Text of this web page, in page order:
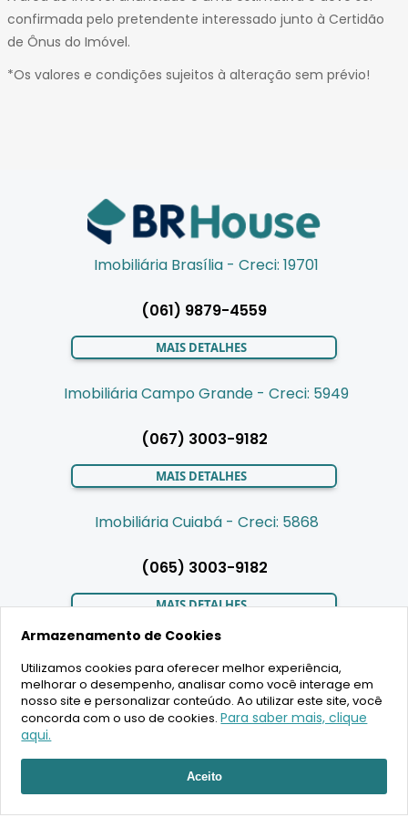
RECEBER ATENDIMENTO
confirmada pelo pretendente interessado junto à Certidão
de Ônus do Imóvel.
*Os valores e condições sujeitos à alteração sem prévio!
Imobiliária Brasília - Creci: 19701
(061) 9879-4559
MAIS DETALHES
Imobiliária Campo Grande - Creci: 5949
(067) 3003-9182
MAIS DETALHES
Imobiliária Cuiabá - Creci: 5868
(065) 3003-9182
MAIS DETALHES
LIGAMOS PARA VOCÊ
2020 Copyright - BR House Inteligência Imobiliária LTDA -
16.630.405/0001-43 - CRECI 19701 - Todos os direitos reservados
Armazenamento de Cookies
Utilizamos cookies para oferecer melhor experiência,
melhorar o desempenho, analisar como você interage em
nosso site e personalizar conteúdo. Ao utilizar este site, você
concorda com o uso de cookies.Para saber mais, clique
aqui.
Aceito